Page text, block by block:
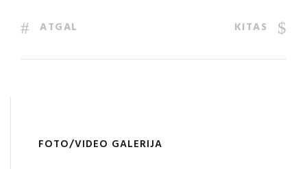
ATGAL KITAS
FOTO/VIDEO GALERIJA